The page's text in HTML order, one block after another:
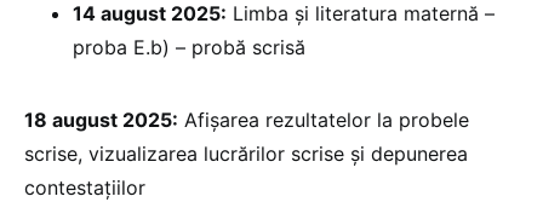
14 august 2025: Limba și literatura maternă –
proba E.b) – probă scrisă
18 august 2025: Afișarea rezultatelor la probele
scrise, vizualizarea lucrărilor scrise și depunerea
contestațiilor